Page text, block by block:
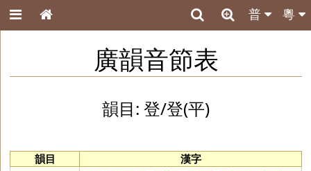
粵
普
廣韻音節表
韻目: 登/登(平)
韻目 漢字